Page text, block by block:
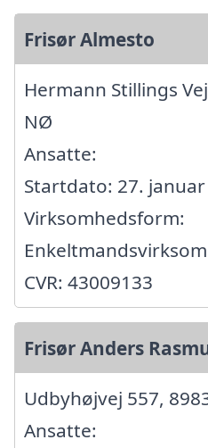
Frisør Almesto
Hermann Stillings
NØ
Ansatte:
Startdato: 27. januar
Virksomhedsform:
CVR: 43009133
Frisør Anders
Udbyhøjvej 557,
Ansatte: